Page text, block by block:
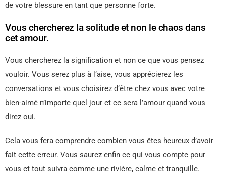
de votre blessure en tant que personne forte.
Vous chercherez la solitude et non le chaos dans
cet amour.
Vous chercherez la signification et non ce que vous pensez
vouloir. Vous serez plus à l’aise, vous apprécierez les
conversations et vous choisirez d’être chez vous avec votre
bien-aimé n’importe quel jour et ce sera l’amour quand vous
direz oui.
Cela vous fera comprendre combien vous êtes heureux d’avoir
fait cette erreur. Vous saurez enfin ce qui vous compte pour
vous et tout suivra comme une rivière, calme et tranquille.